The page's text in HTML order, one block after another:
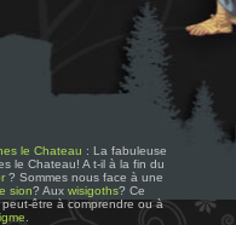
le Chateau : La fabuleuse
le Chateau! A t-il à la fin du
? Sommes nous face à une
sion? Aux wisigoths? Ce
être à comprendre ou à